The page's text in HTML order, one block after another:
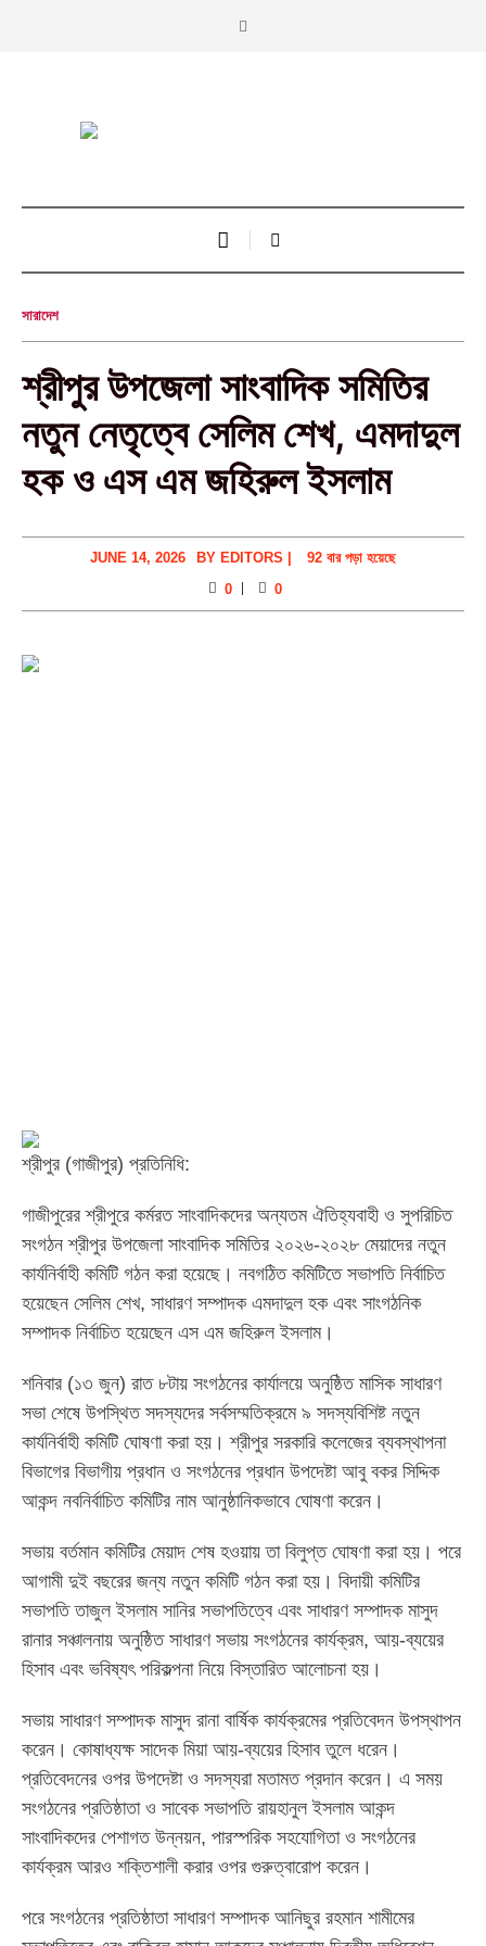
সারাদেশ
শ্রীপুর উপজেলা সাংবাদিক সমিতির
নতুন নেতৃত্বে সেলিম শেখ, এমদাদুল
হক ও এস এম জহিরুল ইসলাম
JUNE 14, 2026 BY EDITORS
92 বার পড়া হয়েছে
0
0
শ্রীপুর (গাজীপুর) প্রতিনিধি:
গাজীপুরের শ্রীপুরে কর্মরত সাংবাদিকদের অন্যতম ঐতিহ্যবাহী ও সুপরিচিত
সংগঠন শ্রীপুর উপজেলা সাংবাদিক সমিতির ২০২৬-২০২৮ মেয়াদের নতুন
কার্যনির্বাহী কমিটি গঠন করা হয়েছে। নবগঠিত কমিটিতে সভাপতি নির্বাচিত
হয়েছেন সেলিম শেখ, সাধারণ সম্পাদক এমদাদুল হক এবং সাংগঠনিক
সম্পাদক নির্বাচিত হয়েছেন এস এম জহিরুল ইসলাম।
শনিবার (১৩ জুন) রাত ৮টায় সংগঠনের কার্যালয়ে অনুষ্ঠিত মাসিক সাধারণ
সভা শেষে উপস্থিত সদস্যদের সর্বসম্মতিক্রমে ৯ সদস্যবিশিষ্ট নতুন
কার্যনির্বাহী কমিটি ঘোষণা করা হয়। শ্রীপুর সরকারি কলেজের ব্যবস্থাপনা
বিভাগের বিভাগীয় প্রধান ও সংগঠনের প্রধান উপদেষ্টা আবু বকর সিদ্দিক
আকন্দ নবনির্বাচিত কমিটির নাম আনুষ্ঠানিকভাবে ঘোষণা করেন।
সভায় বর্তমান কমিটির মেয়াদ শেষ হওয়ায় তা বিলুপ্ত ঘোষণা করা হয়। পরে
আগামী দুই বছরের জন্য নতুন কমিটি গঠন করা হয়। বিদায়ী কমিটির
সভাপতি তাজুল ইসলাম সানির সভাপতিত্বে এবং সাধারণ সম্পাদক মাসুদ
রানার সঞ্চালনায় অনুষ্ঠিত সাধারণ সভায় সংগঠনের কার্যক্রম, আয়-ব্যয়ের
হিসাব এবং ভবিষ্যৎ পরিকল্পনা নিয়ে বিস্তারিত আলোচনা হয়।
সভায় সাধারণ সম্পাদক মাসুদ রানা বার্ষিক কার্যক্রমের প্রতিবেদন উপস্থাপন
করেন। কোষাধ্যক্ষ সাদেক মিয়া আয়-ব্যয়ের হিসাব তুলে ধরেন।
প্রতিবেদনের ওপর উপদেষ্টা ও সদস্যরা মতামত প্রদান করেন। এ সময়
সংগঠনের প্রতিষ্ঠাতা ও সাবেক সভাপতি রায়হানুল ইসলাম আকন্দ
সাংবাদিকদের পেশাগত উন্নয়ন, পারস্পরিক সহযোগিতা ও সংগঠনের
কার্যক্রম আরও শক্তিশালী করার ওপর গুরুত্বারোপ করেন।
পরে সংগঠনের প্রতিষ্ঠাতা সাধারণ সম্পাদক আনিছুর রহমান শামীমের